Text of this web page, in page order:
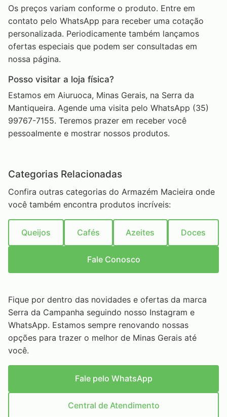
Os preços variam conforme o produto. Entre em
contato pelo WhatsApp para receber uma cotação
personalizada. Periodicamente também lançamos
ofertas especiais que podem ser consultadas em
nossa página.
Posso visitar a loja física?
Estamos em Aiuruoca, Minas Gerais, na Serra da
Mantiqueira. Agende uma visita pelo WhatsApp (35)
99767-7155. Teremos prazer em receber você
pessoalmente e mostrar nossos produtos.
Categorias Relacionadas
Confira outras categorias do Armazém Macieira onde
você também encontra produtos incríveis:
Queijos Cafés Azeites Doces
Fale Conosco
Fique por dentro das novidades e ofertas da marca
Serra da Campanha seguindo nosso Instagram e
WhatsApp. Estamos sempre renovando nossas
opções para trazer o melhor de Minas Gerais até
você.
Fale pelo WhatsApp
Central de Atendimento